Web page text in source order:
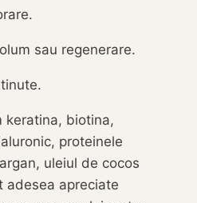
sau regenerare.
keratina, biotina,
proteinele
uleiul de cocos
adesea apreciate